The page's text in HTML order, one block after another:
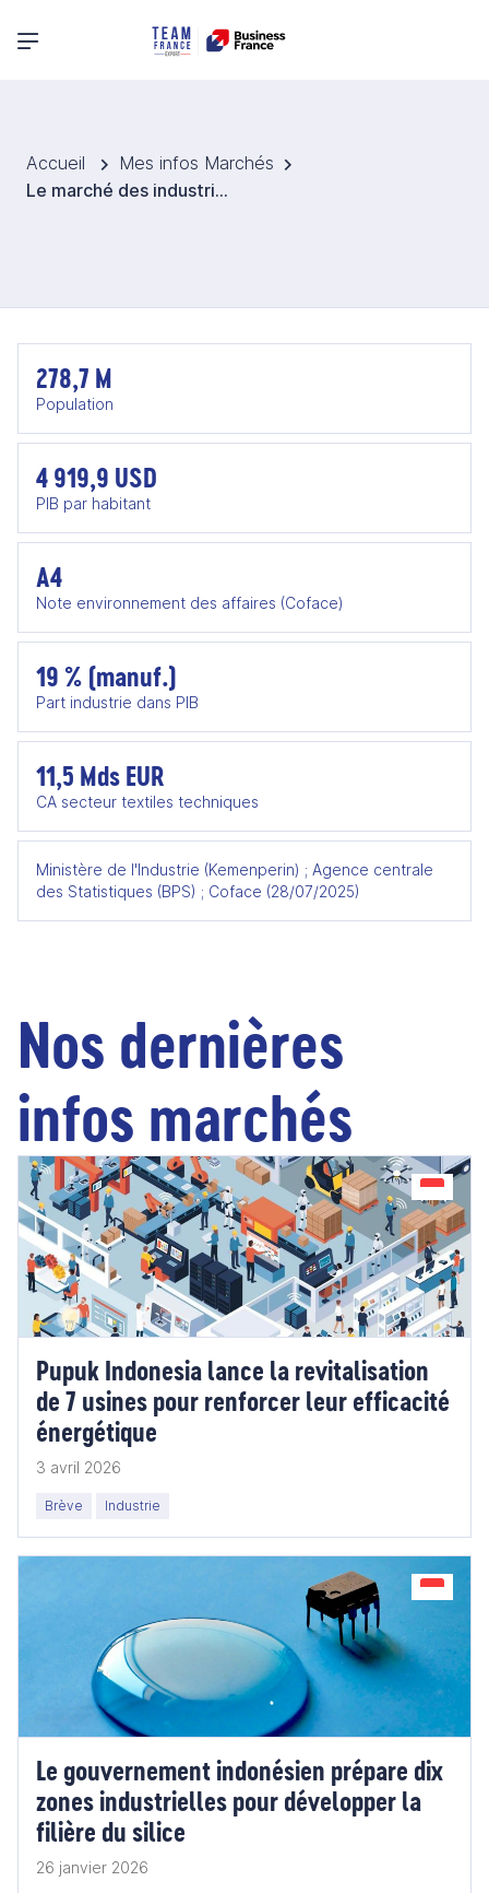
Menu principal
Accueil
Mes infos Marchés
Le marché des industries du futur (matériaux et process) en Indonésie
278,7 M
Population
4 919,9 USD
PIB par habitant
A4
Note environnement des affaires (Coface)
19 % (manuf.)
Part industrie dans PIB
11,5 Mds EUR
CA secteur textiles techniques
Ministère de l'Industrie (Kemenperin) ; Agence centrale
des Statistiques (BPS) ; Coface (28/07/2025)
Nos dernières
infos marchés
Pupuk Indonesia lance la revitalisation
de 7 usines pour renforcer leur efficacité
énergétique
3 avril 2026
Brève Industrie
Le gouvernement indonésien prépare dix
zones industrielles pour développer la
filière du silice
26 janvier 2026